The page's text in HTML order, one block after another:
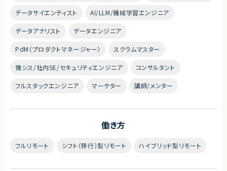
データサイエンティスト AI/LLM/機械学習エンジニア
データアナリスト データエンジニア
PdM（プロダクトマネージャー） スクラムマスター
情シス/社内SE/セキュリティエンジニア コンサルタント
フルスタックエンジニア マーケター 講師/メンター
働き方
フルリモート シフト（移行）型リモート ハイブリッド型リモート